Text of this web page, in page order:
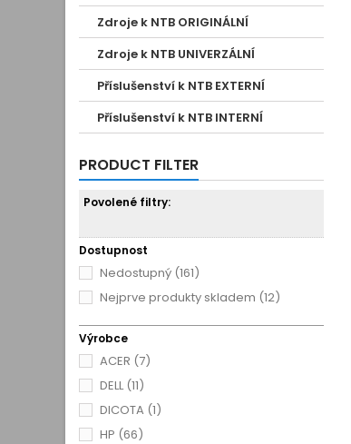
Zdroje k NTB ORIGINÁLNÍ
Zdroje k NTB UNIVERZÁLNÍ
Příslušenství k NTB EXTERNÍ
Příslušenství k NTB INTERNÍ
PRODUCT FILTER
Povolené filtry:
Dostupnost
Nedostupný (161)
Nejprve produkty skladem (12)
Výrobce
ACER (7)
DELL(11)
DICOTA (1)
HP (66)